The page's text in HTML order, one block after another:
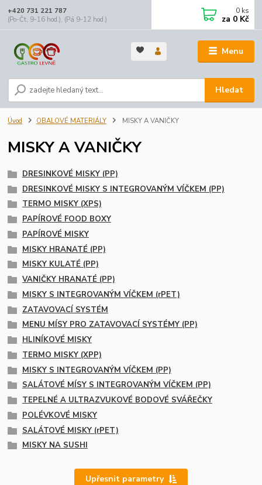
Menu
Hledat
+420 731 221 787
(Po-Čt, 9-16 hod.), (Pá 9-12 hod.)
0 ks
za 0 Kč
Úvod OBALOVÉ MATERIÁLY MISKY A VANIČKY
MISKY A VANIČKY
DRESINKOVÉ MISKY (PP)
DRESINKOVÉ MISKY S INTEGROVANÝM VÍČKEM (PP)
TERMO MISKY (XPS)
PAPÍROVÉ FOOD BOXY
PAPÍROVÉ MISKY
MISKY HRANATÉ (PP)
MISKY KULATÉ (PP)
VANIČKY HRANATÉ (PP)
MISKY S INTEGROVANÝM VÍČKEM (rPET)
ZATAVOVACÍ SYSTÉM
MENU MÍSY PRO ZATAVOVACÍ SYSTÉMY (PP)
HLINÍKOVÉ MISKY
TERMO MISKY (XPP)
MISKY S INTEGROVANÝM VÍČKEM (PP)
SALÁTOVÉ MÍSY S INTEGROVANÝM VÍČKEM (PP)
TEPELNÉ A ULTRAZVUKOVÉ BODOVÉ SVÁŘEČKY
POLÉVKOVÉ MISKY
SALÁTOVÉ MISKY (rPET)
MISKY NA SUSHI
Upřesnit parametry